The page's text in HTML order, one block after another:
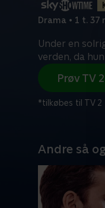
Drama • 1 t. 37
Under en
verden, da
Prøv TV
*tilkøbes til TV 2
Andre så